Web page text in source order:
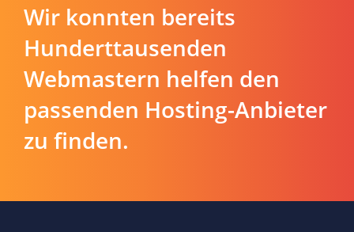
Wir konnten bereits
Hunderttausenden
Webmastern helfen den
passenden Hosting-Anbieter
zu finden.